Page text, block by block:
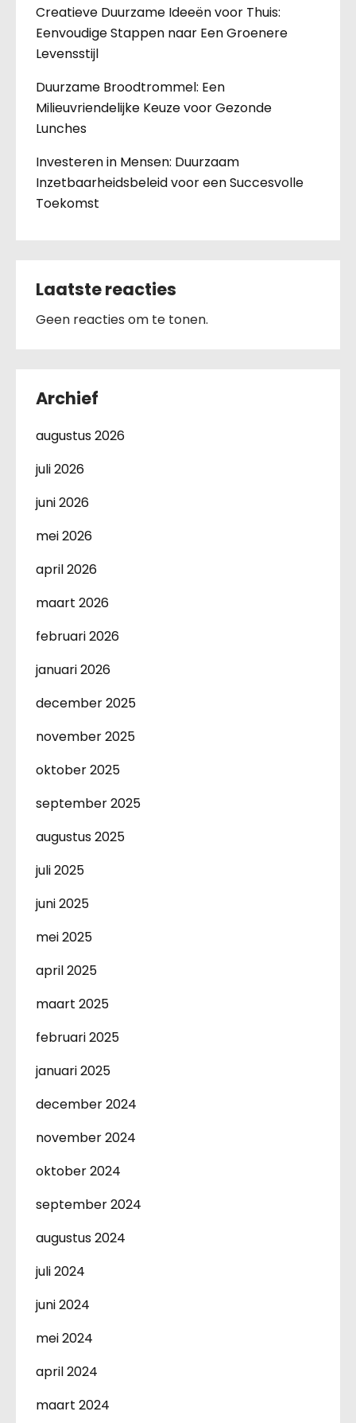
Creatieve Duurzame Ideeën voor Thuis:
Eenvoudige Stappen naar Een Groenere
Levensstijl
Duurzame Broodtrommel: Een
Milieuvriendelijke Keuze voor Gezonde
Lunches
Investeren in Mensen: Duurzaam
Inzetbaarheidsbeleid voor een Succesvolle
Toekomst
Laatste reacties
Geen reacties om te tonen.
Archief
augustus 2026
juli 2026
juni 2026
mei 2026
april 2026
maart 2026
februari 2026
januari 2026
december 2025
november 2025
oktober 2025
september 2025
augustus 2025
juli 2025
juni 2025
mei 2025
april 2025
maart 2025
februari 2025
januari 2025
december 2024
november 2024
oktober 2024
september 2024
augustus 2024
juli 2024
juni 2024
mei 2024
april 2024
maart 2024